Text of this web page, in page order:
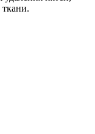
ткани.